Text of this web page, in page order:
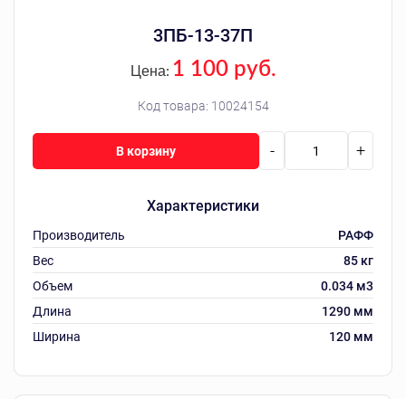
3ПБ-13-37П
Код товара: 10024154
Цена: 1 100 руб.
Характеристики
Производитель
РАФФ
Вес
85 кг
Объем
0.034 м3
Длина
1290 мм
Ширина
120 мм
- +
В корзину